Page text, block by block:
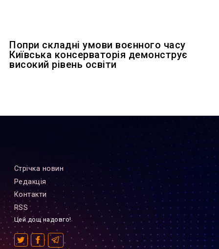
Попри складні умови воєнного часу
Київська консерваторія демонструє
високий рівень освіти
Стрiчка новин
Редакцiя
Контакти
RSS
Цей дощ надовго!